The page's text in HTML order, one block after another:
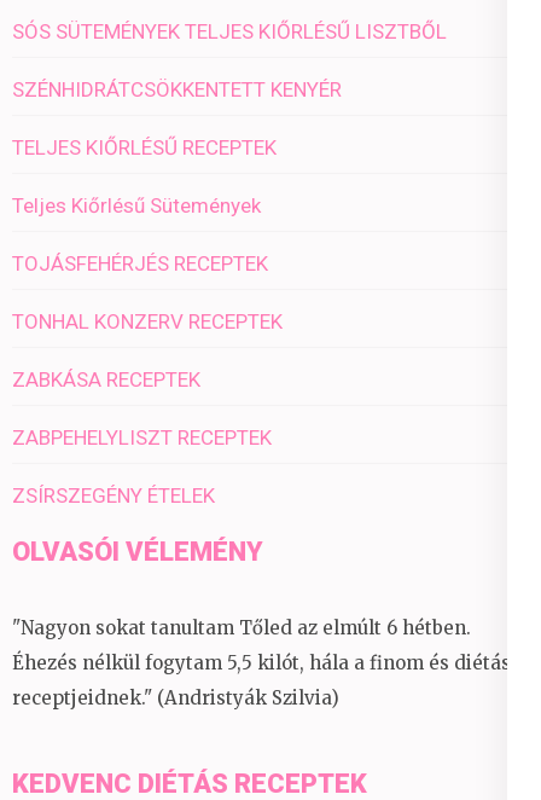
SÓS SÜTEMÉNYEK TELJES KIŐRLÉSŰ LISZTBŐL
SZÉNHIDRÁTCSÖKKENTETT KENYÉR
TELJES KIŐRLÉSŰ RECEPTEK
Teljes Kiőrlésű Sütemények
TOJÁSFEHÉRJÉS RECEPTEK
TONHAL KONZERV RECEPTEK
ZABKÁSA RECEPTEK
ZABPEHELYLISZT RECEPTEK
ZSÍRSZEGÉNY ÉTELEK
OLVASÓI VÉLEMÉNY
"Nagyon sokat tanultam Tőled az elmúlt 6 hétben.
Éhezés nélkül fogytam 5,5 kilót, hála a finom és diétás
receptjeidnek." (Andristyák Szilvia)
KEDVENC DIÉTÁS RECEPTEK